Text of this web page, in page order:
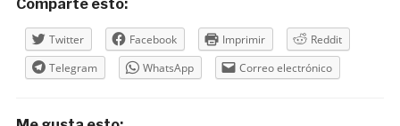
Comparte esto:
Twitter Facebook Imprimir
Reddit
Telegram
WhatsApp Correo electrónico